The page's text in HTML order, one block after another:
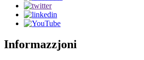
Informazzjoni